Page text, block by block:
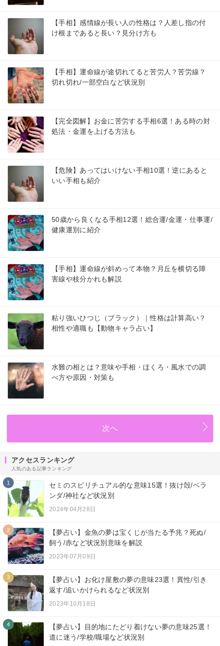
【手相】感情線が長い人の性格は？人差し指の付
け根まであると長い？見分け方も
【手相】運命線が途切れてると苦労人？苦労線？
切れ切れ/一部空白など状況別
【完全図解】お金に苦労する手相6選！ある時の対
処法・金運を上げる方法も
【危険】あってはいけない手相10選！逆にあると
いい手相も紹介
50歳から良くなる手相12選！総合運/金運・仕事運/
健康運別に紹介
【手相】運命線が斜めって本物？月丘を横切る障
害線や枝分かれも解説
粘り強いひつじ（ブラック）｜性格は計算高い？
相性や適職も【動物キャラ占い】
水難の相とは？意味や手相・ほくろ・風水での調
べ方や原因・対策も
次へ
アクセスランキング
人気のある記事ランキング
1
セミのスピリチュアル的な意味15選！抜け殻/ベラ
ンダ/神社など状況別
2024年04月28日
2
【夢占い】金魚の夢は宝くじが当たる予兆？死ぬ/
飼う/赤など状況別意味を解説
2023年07月09日
3
【夢占い】お化け屋敷の夢の意味23選！異性/引き
返す/追いかけられるなど状況別
2023年10月18日
4
【夢占い】目的地にたどり着けない夢の意味25選！
道に迷う/学校/職場など状況別